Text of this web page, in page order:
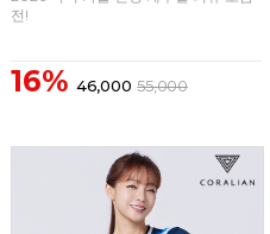
전!
16% 46,000 55,000